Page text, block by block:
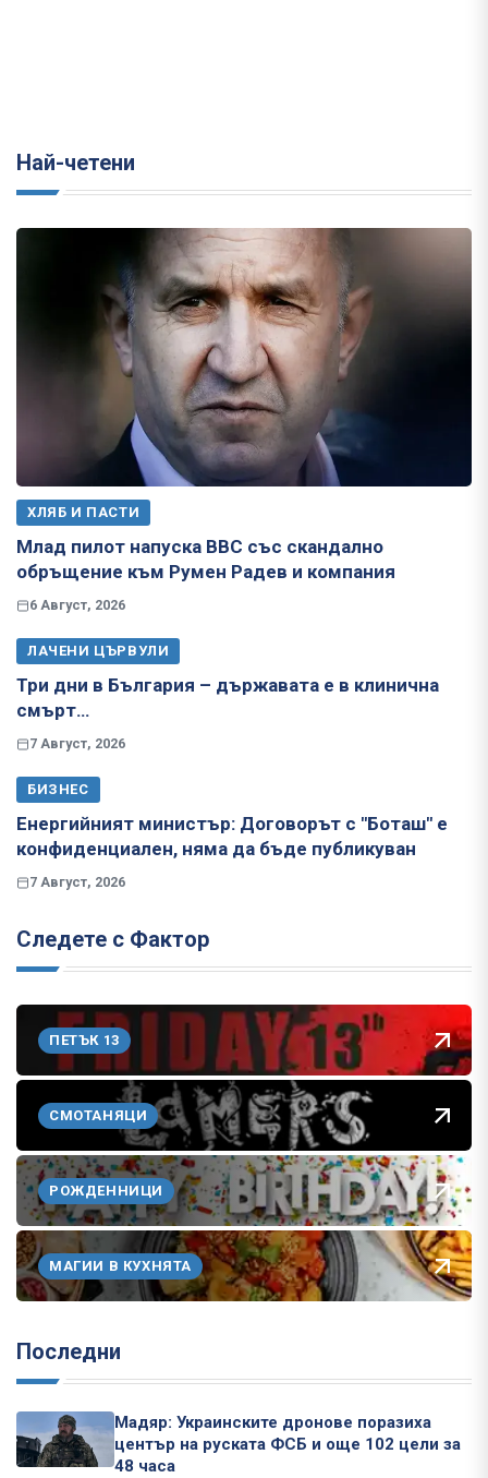
Най-четени
ХЛЯБ И ПАСТИ
Млад пилот напуска ВВС със скандално
обръщение към Румен Радев и компания
6 Август, 2026
ЛАЧЕНИ ЦЪРВУЛИ
Три дни в България – държавата е в клинична
смърт…
7 Август, 2026
БИЗНЕС
Енергийният министър: Договорът с "Боташ" е
конфиденциален, няма да бъде публикуван
7 Август, 2026
Следете с Фактор
ПЕТЪК 13
СМОТАНЯЦИ
РОЖДЕННИЦИ
МАГИИ В КУХНЯТА
Последни
Мадяр: Украинските дронове поразиха
център на руската ФСБ и още 102 цели за
48 часа